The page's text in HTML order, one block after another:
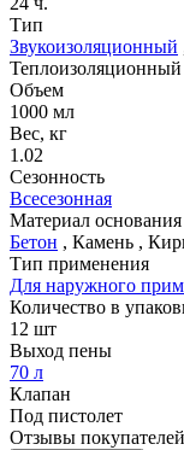
Тип
Звукоизоляционный
Теплоизоляционный
Объем
1000 мл
Вес, кг
1.02
Сезонность
Всесезонная
Материал основания
Бетон , Камень ,
Тип применения
Для наружного
Количество в
12 шт
Выход пены
70 л
Клапан
Под пистолет
Отзывы покупателей